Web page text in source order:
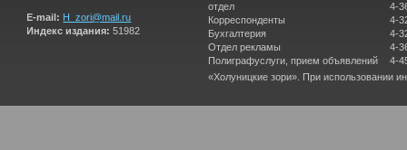
E-mail: H_zori@mail.ru
Индекс издания: 51982
отдел
Корреспонденты
Бухгалтерия
Отдел рекламы
Полиграфуслуги, прием объявлений
4-
4-
4-
4-
4-
«Холуницкие зори». При использовании